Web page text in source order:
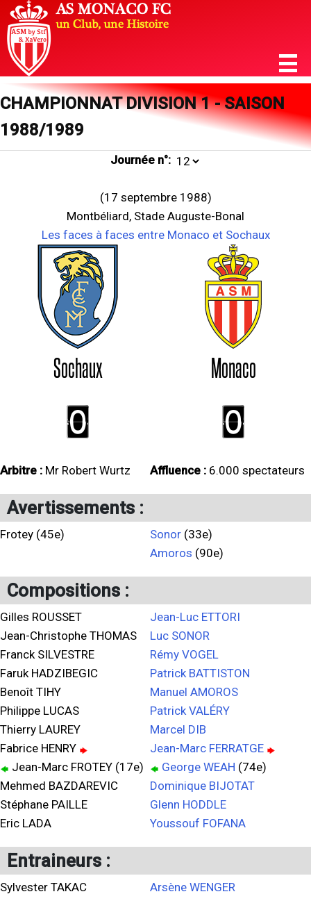
CHAMPIONNAT DIVISION 1 - SAISON
1988/1989
Journée n°:
(17 septembre 1988)
Montbéliard, Stade Auguste-Bonal
Les faces à faces entre Monaco et Sochaux
Sochaux Monaco
0 0
Arbitre : Mr Robert Wurtz Affluence : 6.000 spectateurs
Avertissements :
Frotey (45e) Sonor (33e)
Amoros (90e)
Compositions :
Gilles ROUSSET
Jean-Christophe THOMAS
Franck SILVESTRE
Faruk HADZIBEGIC
Benoît TIHY
Philippe LUCAS
Thierry LAUREY
Fabrice HENRY
Jean-Marc FROTEY (17e)
Mehmed BAZDAREVIC
Stéphane PAILLE
Eric LADA
Jean-Luc ETTORI
Luc SONOR
Rémy VOGEL
Patrick BATTISTON
Manuel AMOROS
Patrick VALÉRY
Marcel DIB
Jean-Marc FERRATGE
George WEAH (74e)
Dominique BIJOTAT
Glenn HODDLE
Youssouf FOFANA
Entraineurs :
Sylvester TAKAC Arsène WENGER